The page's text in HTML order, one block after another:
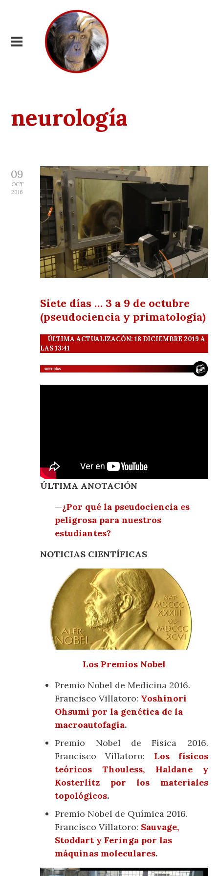
neurología
09
OCT
2016
Siete días … 3 a 9 de octubre
(pseudociencia y primatología)
ÚLTIMA ACTUALIZACÓN: 18 DICIEMBRE 2019 A
LAS 13:41
ÚLTIMA ANOTACIÓN
—¿Por qué la pseudociencia es
peligrosa para nuestros
estudiantes?
NOTICIAS CIENTÍFICAS
Los Premios Nobel
Premio Nobel de Medicina 2016.
Francisco Villatoro: Yoshinori
Ohsumi por la genética de la
macroautofagia.
Premio Nobel de Física 2016.
Francisco Villatoro: Los físicos
teóricos Thouless, Haldane y
Kosterlitz por los materiales
topológicos.
Premio Nobel de Química 2016.
Francisco Villatoro: Sauvage,
Stoddart y Feringa por las
máquinas moleculares.